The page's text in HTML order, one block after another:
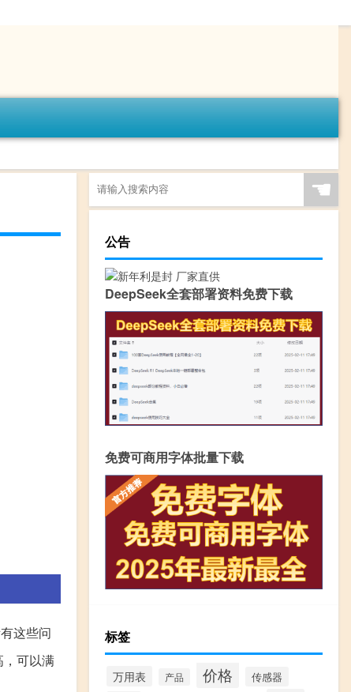
这些问
可以满
☚
公告
DeepSeek全套部署资料免费下载
免费可商用字体批量下载
标签
万用表 产品 价格 传感器